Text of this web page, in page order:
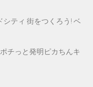
シティ 街をつくろう! ベ
チっと発明ピカちんキ